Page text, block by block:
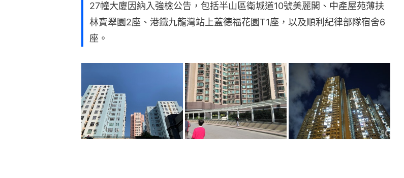
27幢大廈因納入強檢公告，包括半山區衛城道10號美麗閣、中產屋苑薄扶
林寶翠園2座、港鐵九龍灣站上蓋德福花園T1座，以及順利紀律部隊宿舍6
座。